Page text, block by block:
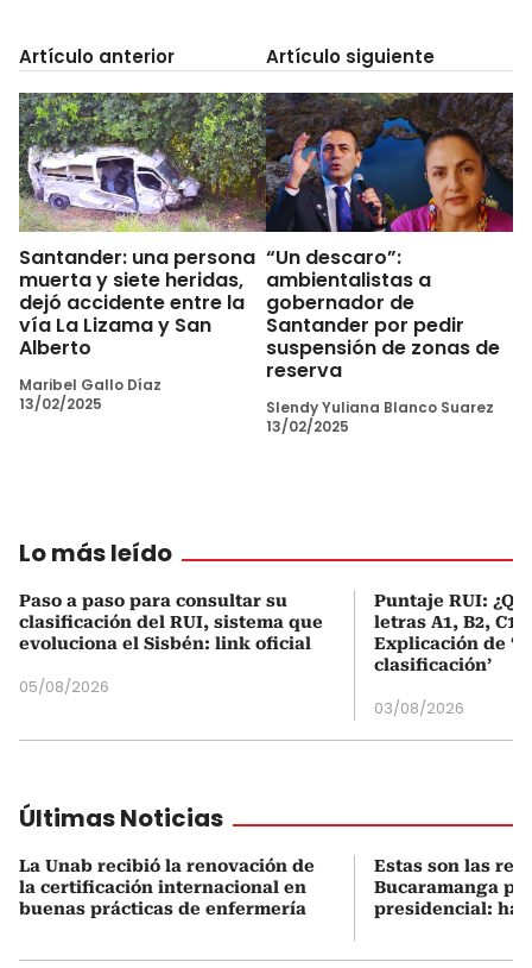
Artículo anterior
Santander: una persona
muerta y siete heridas,
dejó accidente entre la
vía La Lizama y San
Alberto
Maribel Gallo Díaz
13/02/2025
Artículo siguiente
“Un descaro”:
ambientalistas a
gobernador de
Santander por pedir
suspensión de zonas de
reserva
Slendy Yuliana Blanco Suarez
13/02/2025
Lo más leído
Paso a paso para consultar su
clasificación del RUI, sistema que
evoluciona el Sisbén: link oficial
05/08/2026
Puntaje RUI:
letras A1, B2, C1
Explicación de
clasificación’
03/08/2026
Últimas Noticias
La Unab recibió la renovación de
la certificación internacional en
buenas prácticas de enfermería
Estas son las
Bucaramanga
presidencial: